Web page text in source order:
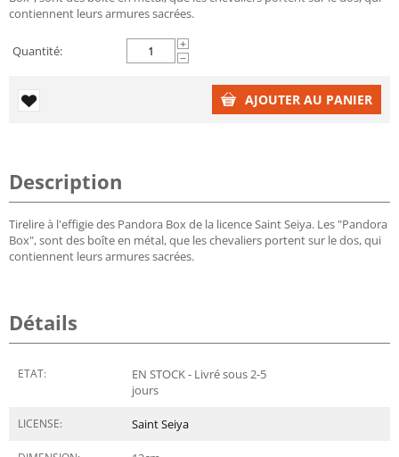
contiennent leurs armures sacrées.
Quantité:
+
−
AJOUTER AU PANIER
Description
Tirelire à l'effigie des Pandora Box de la licence Saint Seiya. Les "Pandora
Box", sont des boîte en métal, que les chevaliers portent sur le dos, qui
contiennent leurs armures sacrées.
Détails
ETAT:
EN STOCK - Livré sous 2-5
jours
LICENSE: Saint Seiya